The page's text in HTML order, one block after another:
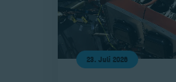
23. Juli 2026